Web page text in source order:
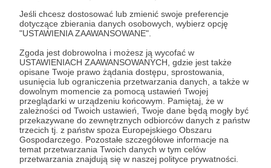
Jeśli chcesz dostosować lub zmienić swoje preferencje
dotyczące zbierania danych osobowych, wybierz opcję
"USTAWIENIA ZAAWANSOWANE".
Zgoda jest dobrowolna i możesz ją wycofać w
USTAWIENIACH ZAAWANSOWANYCH, gdzie jest także
opisane Twoje prawo żądania dostępu, sprostowania,
usunięcia lub ograniczenia przetwarzania danych, a także w
dowolnym momencie za pomocą ustawień Twojej
przeglądarki w urządzeniu końcowym. Pamiętaj, że w
zależności od Twoich ustawień, Twoje dane będą mogły być
przekazywane do zewnętrznych odbiorców danych z państw
trzecich tj. z państw spoza Europejskiego Obszaru
Gospodarczego. Pozostałe szczegółowe informacje na
temat przetwarzania Twoich danych w tym celów
przetwarzania znajdują się w naszej polityce prywatności.
09.07.2025 ● Brak komentarzy
Klub Filmowy ZVZ: „The Velocipastor”
Zapraszamy na niedzielny Klub Filmowy ZVZ, gdzie
obejrzymy film… ekhm… „The Velocipastor”,